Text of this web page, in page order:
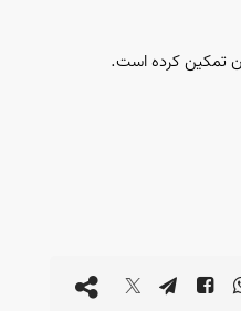
تمکین کرده است.